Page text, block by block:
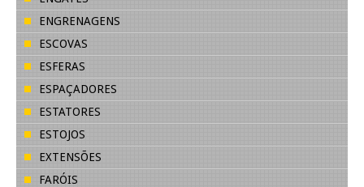
ENGRENAGENS
ESCOVAS
ESFERAS
ESPAÇADORES
ESTATORES
ESTOJOS
EXTENSÕES
FARÓIS